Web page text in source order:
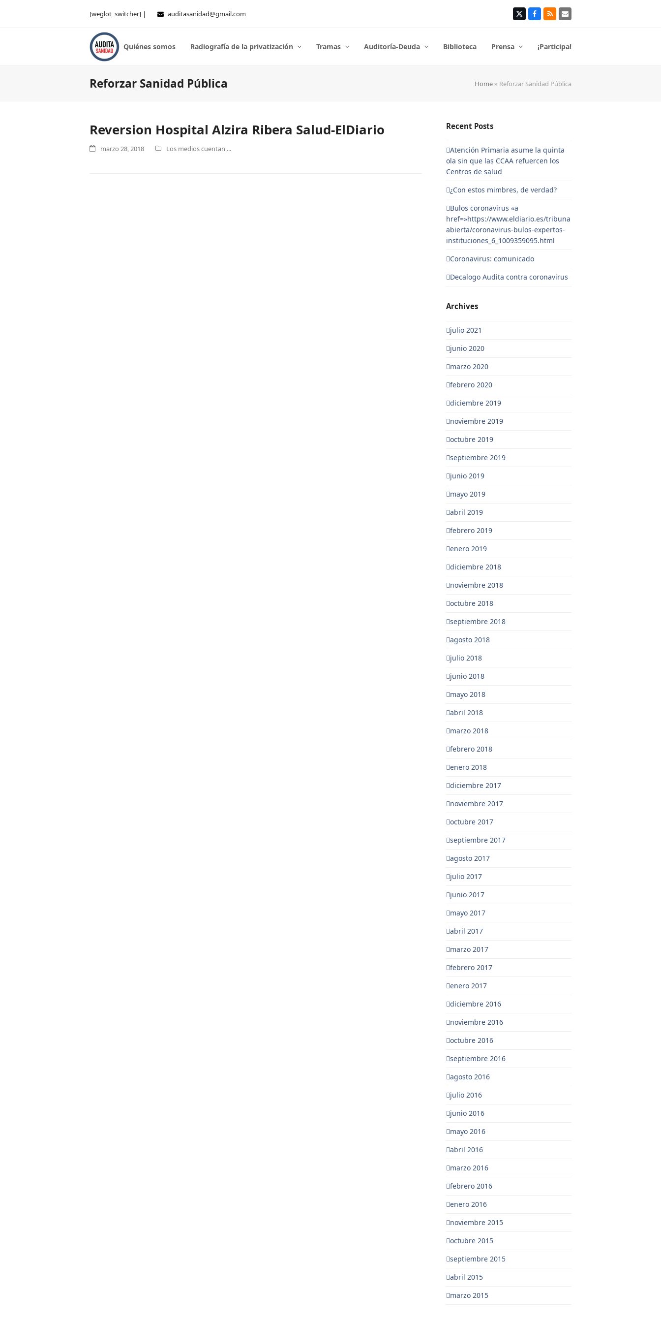
[weglot_switcher] | auditasanidad@gmail.com TwitterFacebook
RSS Correo
Quiénes somos Radiografía de la privatización Tramas Auditoría-Deuda Biblioteca Prensa ¡Participa!
Reforzar Sanidad Pública Home » Reforzar Sanidad Pública
Reversion Hospital Alzira Ribera Salud-ElDiario
marzo 28, 2018 Los medios cuentan ...
Recent Posts
Atención Primaria asume la quinta
ola sin que las CCAA refuercen los
Centros de salud
¿Con estos mimbres, de verdad?
Bulos coronavirus «a
href=»https://www.eldiario.es/tribuna
abierta/coronavirus-bulos-expertos-
instituciones_6_1009359095.html
Coronavirus: comunicado
Decalogo Audita contra coronavirus
Archives
julio 2021
junio 2020
marzo 2020
febrero 2020
diciembre 2019
noviembre 2019
octubre 2019
septiembre 2019
junio 2019
mayo 2019
abril 2019
febrero 2019
enero 2019
diciembre 2018
noviembre 2018
octubre 2018
septiembre 2018
agosto 2018
julio 2018
junio 2018
mayo 2018
abril 2018
marzo 2018
febrero 2018
enero 2018
diciembre 2017
noviembre 2017
octubre 2017
septiembre 2017
agosto 2017
julio 2017
junio 2017
mayo 2017
abril 2017
marzo 2017
febrero 2017
enero 2017
diciembre 2016
noviembre 2016
octubre 2016
septiembre 2016
agosto 2016
julio 2016
junio 2016
mayo 2016
abril 2016
marzo 2016
febrero 2016
enero 2016
noviembre 2015
octubre 2015
septiembre 2015
abril 2015
marzo 2015